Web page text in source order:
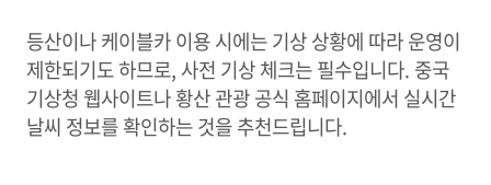
등산이나 케이블카 이용 시에는 기상 상황에 따라 운영이
제한되기도 하므로, 사전 기상 체크는 필수입니다. 중국
기상청 웹사이트나 황산 관광 공식 홈페이지에서 실시간
날씨 정보를 확인하는 것을 추천드립니다.